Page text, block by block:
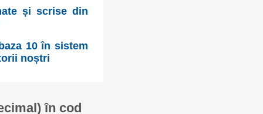
și scrise din
10 în sistem
noștri
în cod